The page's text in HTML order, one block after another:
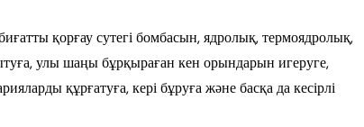
қорғау су­тегі бом­­басын, ядролық, тер­моядро­лық,
улы шаңы бұрқыраған кен орында­рын игеруге,
құрғатуға, кері бұруға және бас­қа да кесірлі